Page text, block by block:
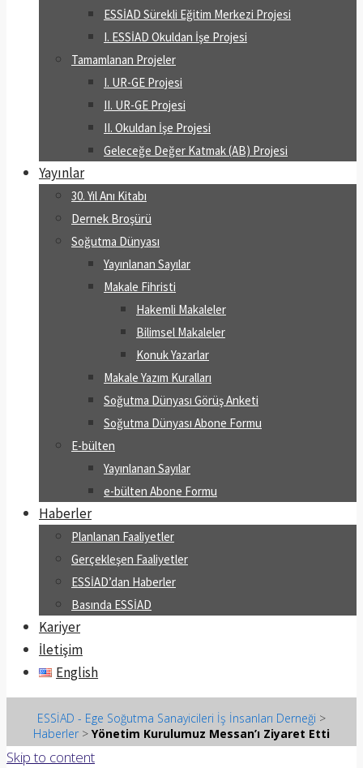
ESSİAD Sürekli Eğitim Merkezi Projesi
I. ESSİAD Okuldan İşe Projesi
Tamamlanan Projeler
I. UR-GE Projesi
II. UR-GE Projesi
II. Okuldan İşe Projesi
Geleceğe Değer Katmak (AB) Projesi
Yayınlar
30. Yıl Anı Kitabı
Dernek Broşürü
Soğutma Dünyası
Yayınlanan Sayılar
Makale Fihristi
Hakemli Makaleler
Bilimsel Makaleler
Konuk Yazarlar
Makale Yazım Kuralları
Soğutma Dünyası Görüş Anketi
Soğutma Dünyası Abone Formu
E-bülten
Yayınlanan Sayılar
e-bülten Abone Formu
Haberler
Planlanan Faaliyetler
Gerçekleşen Faaliyetler
ESSİAD’dan Haberler
Basında ESSİAD
Kariyer
İletişim
English
ESSİAD - Ege Soğutma Sanayicileri İş İnsanları Derneği >
Haberler > Yönetim Kurulumuz Messan’ı Ziyaret Etti
Skip to content